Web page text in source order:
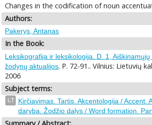
Changes in the codification of noun
Authors:
Pakerys, Antanas
In the Book:
Leksikografija ir leksikologija. D. 1,
žodynų aktualijos. P. 72-91.. Vilnius: Lietuvių
2006
Subject terms:
LT Kirčiavimas. Tartis. Akcentologija / Accent.
daryba. Žodžio dalys / Word formation.